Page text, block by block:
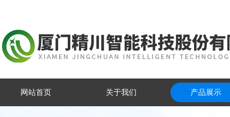
网站首页 关于我们 产品展示